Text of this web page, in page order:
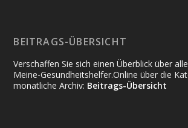
BEITRAGS-ÜBERSICHT
Verschaffen Sie sich einen Überblick über
Meine-Gesundheitshelfer.Online über die
monatliche Archiv: Beitrags-Übersicht